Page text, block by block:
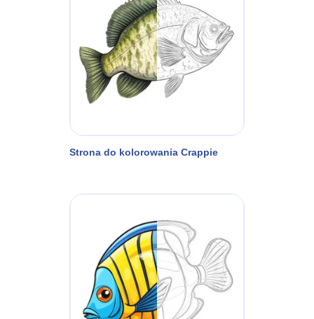
Strona do kolorowania Crappie